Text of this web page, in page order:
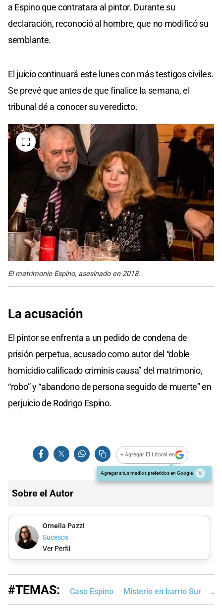
a Espino que contratara al pintor. Durante su
declaración, reconoció al hombre, que no modificó su
semblante.
El juicio continuará este lunes con más testigos civiles.
Se prevé que antes de que finalice la semana, el
tribunal dé a conocer su veredicto.
El matrimonio Espino, asesinado en 2018.
La acusación
El pintor se enfrenta a un pedido de condena de
prisión perpetua, acusado como autor del “doble
homicidio calificado criminis causa” del matrimonio,
“robo” y “abandono de persona seguido de muerte” en
perjuicio de Rodrigo Espino.
+ Agregar El Litoral en
Agregar a tus medios preferidos en Google
Sobre el Autor
Ornella Pazzi
Sucesos
Ver Perfil
#TEMAS: Caso Espino Misterio en barrio Sur